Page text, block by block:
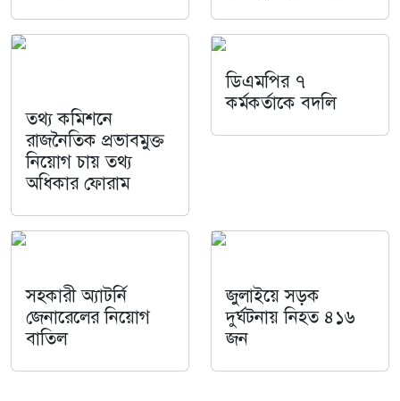
তথ্য কমিশনে
রাজনৈতিক প্রভাবমুক্ত
নিয়োগ চায় তথ্য
অধিকার ফোরাম
ডিএমপির ৭
কর্মকর্তাকে বদলি
সহকারী অ্যাটর্নি
জেনারেলের নিয়োগ
বাতিল
জুলাইয়ে সড়ক
দুর্ঘটনায় নিহত ৪১৬
জন